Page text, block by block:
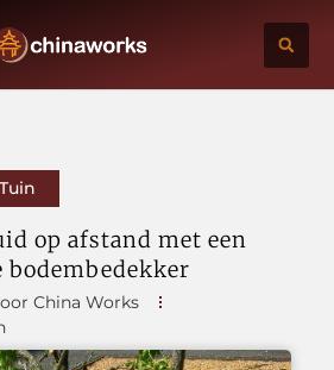
op afstand met een
bodembedekker
China Works